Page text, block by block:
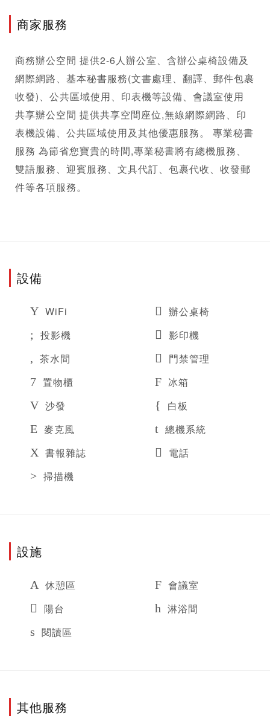
商家服務
商務辦公空間 提供2-6人辦公室、含辦公桌椅設備及
網際網路、基本秘書服務(文書處理、翻譯、郵件包裹
收發)、公共區域使用、印表機等設備、會議室使用
共享辦公空間 提供共享空間座位,無線網際網路、印
表機設備、公共區域使用及其他優惠服務。 專業秘書
服務 為節省您寶貴的時間,專業秘書將有總機服務、
雙語服務、迎賓服務、文具代訂、包裹代收、收發郵
件等各項服務。
設備
WiFi
辦公桌椅
投影機
影印機
茶水間
門禁管理
置物櫃
冰箱
沙發
白板
麥克風
總機系統
書報雜誌
電話
掃描機
設施
休憩區
會議室
陽台
淋浴間
閱讀區
其他服務